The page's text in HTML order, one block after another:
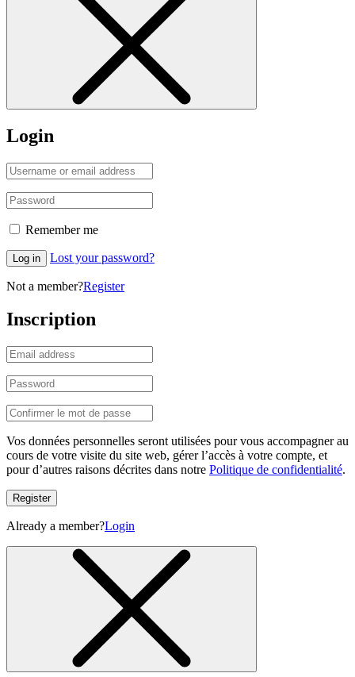
Login
Remember me
Log in Lost your password?
Not a member?Register
Inscription
Vos données personnelles seront utilisées pour vous accompagner au
cours de votre visite du site web, gérer l’accès à votre compte, et
pour d’autres raisons décrites dans notre Politique de confidentialité.
Register
Already a member?Login